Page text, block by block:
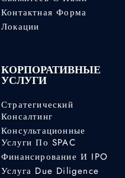
Контактная Форма
Локации
КОРПОРАТИВНЫЕ
УСЛУГИ
Стратегический
Консалтинг
Консультационные
Услуги По SPAC
Финансирование И IPO
Услуга Due Diligence